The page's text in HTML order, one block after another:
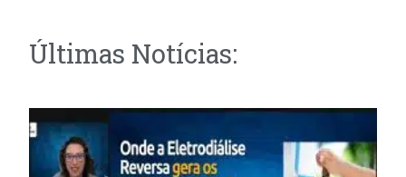
Últimas Notícias: